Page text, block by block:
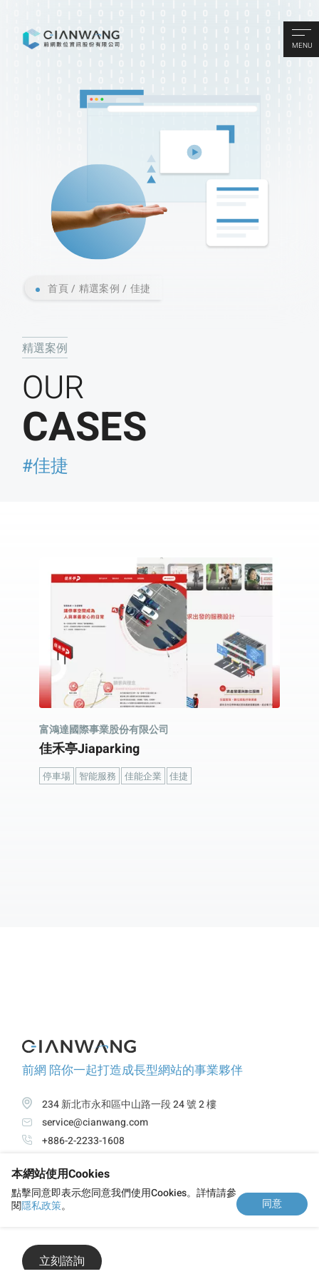
MENU
首頁 精選案例 佳捷
精選案例
OUR
CASES
#佳捷
富鴻達國際事業股份有限公司
佳禾亭Jiaparking
停車場 智能服務 佳能企業 佳捷
前網 陪你一起打造成長型網站的事業夥伴
234 新北市永和區中山路一段 24 號 2 樓
service@cianwang.com
+886-2-2233-1608
關於前網 服務項目
隱私政策
立刻諮詢
本網站使用Cookies
點擊同意即表示您同意我們使用Cookies。詳情請參
閱隱私政策。 同意